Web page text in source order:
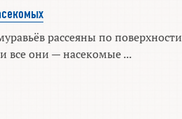
рассеяны по поверхности
все они — насекомые ...